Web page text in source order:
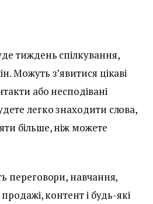
тиждень спілкування,
Можуть з’явитися цікаві
або несподівані
легко знаходити слова,
більше, ніж можете
переговори, навчання,
контент і будь-які